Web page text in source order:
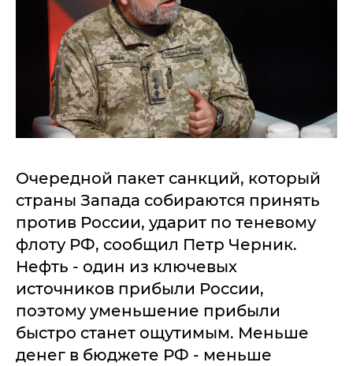
Очередной пакет санкций, который
страны Запада собираются принять
против России, ударит по теневому
флоту РФ, сообщил Петр Черник.
Нефть - один из ключевых
источников прибыли России,
поэтому уменьшение прибыли
быстро станет ощутимым. Меньше
денег в бюджете РФ - меньше